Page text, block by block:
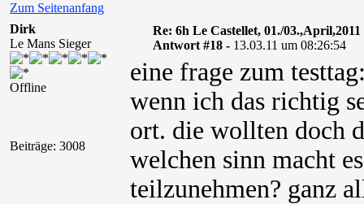
Zum Seitenanfang
Dirk
Le Mans Sieger
Offline
Beiträge: 3008
Re: 6h Le Castellet, 01./03.,April,2011
Antwort #18 - 13.03.11 um 08:26:54
eine frage zum
wenn ich das richtig
ort. die wollten doch
welchen sinn macht
teilzunehmen? ganz